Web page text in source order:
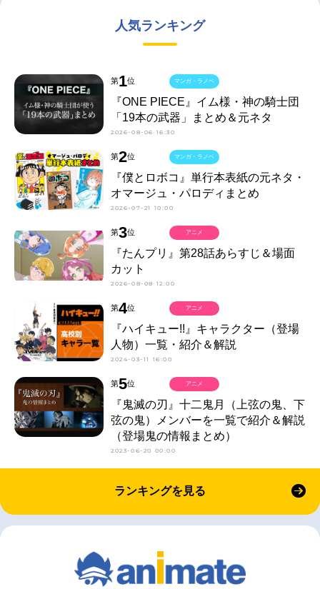
人気ランキング
第1位
『ONE PIECE』イム様・神の騎士団
「19本の武器」まとめ＆元ネタ
2026-08-06 16:30
マンガ・ラノベ
第2位
『僕とロボコ』単行本表紙の元ネタ・
オマージュ・パロディまとめ
2026-07-21 10:00
マンガ・ラノベ
第3位
『たんプリ』第28話あらすじ＆場面
カット
2026-08-08 12:00
アニメ
第4位
『ハイキュー!!』キャラクター（登場
人物）一覧・紹介＆解説
2024-03-11 16:00
アニメ
第5位
『鬼滅の刃』十二鬼月（上弦の鬼、下
弦の鬼）メンバーを一覧で紹介＆解説
（登場鬼の情報まとめ）
2023-06-20 00:00
アニメ
ランキングを見る